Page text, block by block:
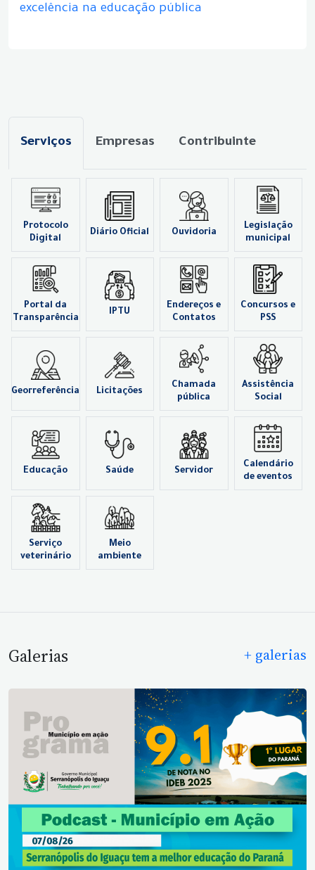
excelência na educação pública
Serviços Empresas Contribuinte
Protocolo
Digital
Diário Oficial Ouvidoria
Legislação
municipal
Portal da
Transparência
IPTU
Endereços e
Contatos
Concursos e
PSS
Georreferência Licitações
Chamada
pública
Assistência
Social
Educação Saúde Servidor
Calendário
de eventos
Serviço
veterinário
Meio
ambiente
Galerias + galerias